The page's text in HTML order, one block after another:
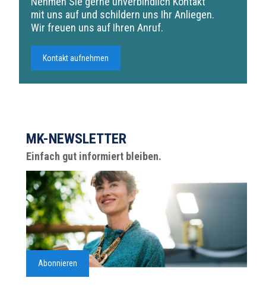
mit uns auf und schildern uns Ihr Anliegen.
Wir freuen uns auf Ihren Anruf.
Kontakt aufnehmen
MK-NEWSLETTER
Einfach gut informiert bleiben.
Abonnieren